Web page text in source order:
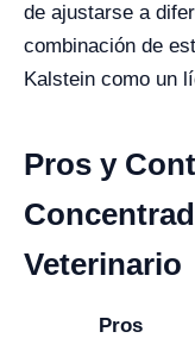
de ajustarse a
combinación de
Kalstein como un
Pros y
Veterinario
Pros